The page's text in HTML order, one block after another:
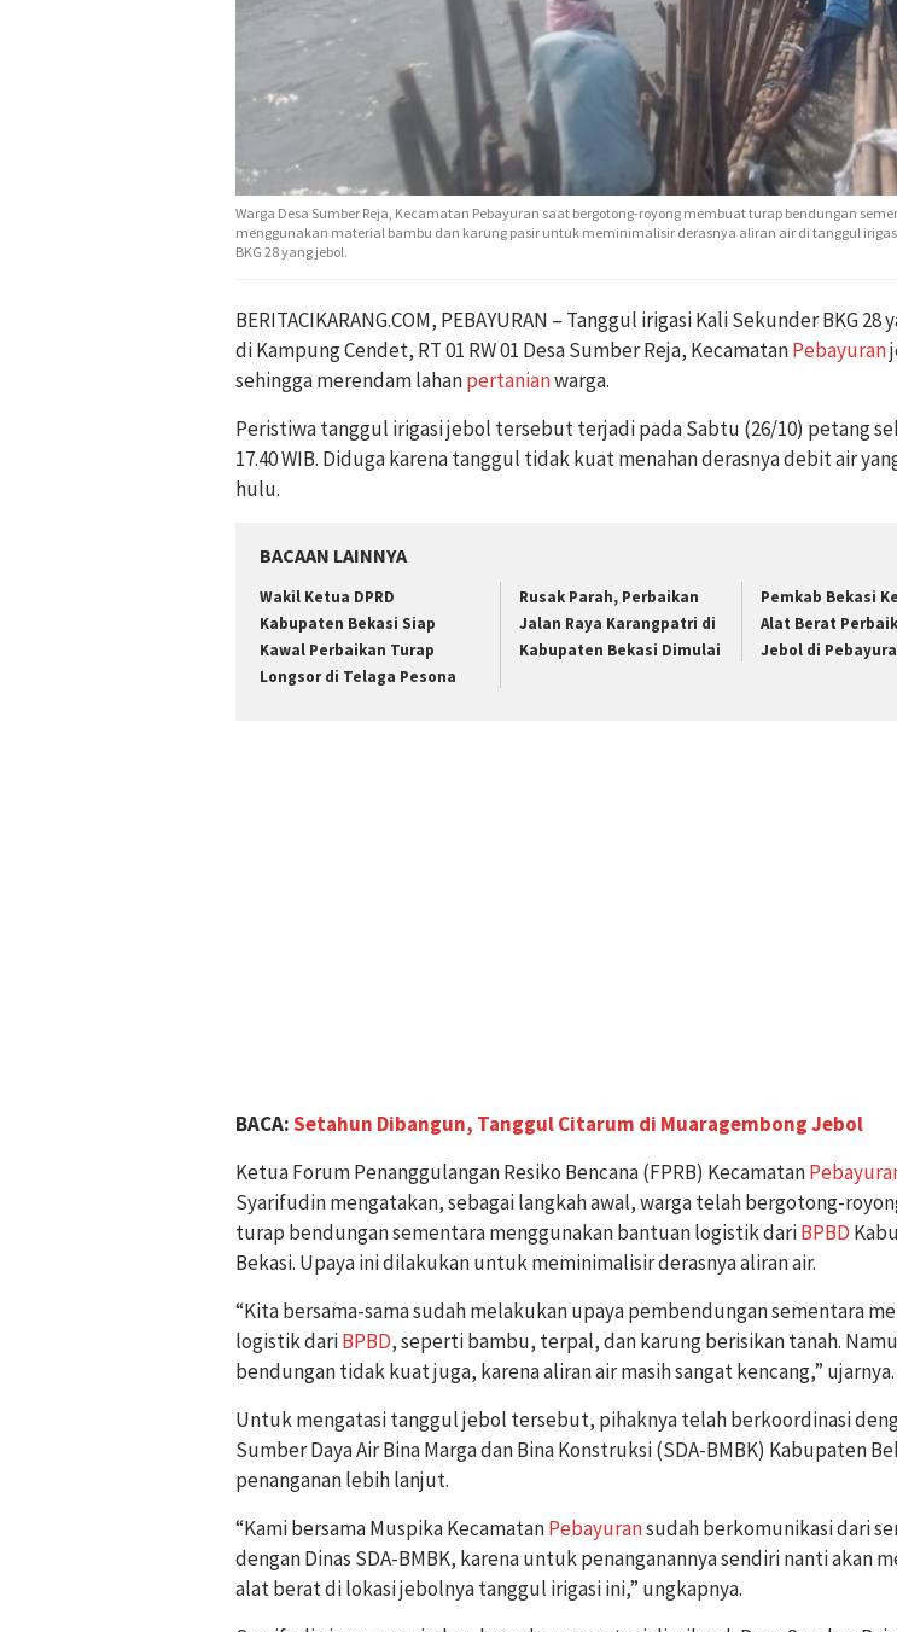
Warga Desa Sumber Reja, Kecamatan Pebayuran saat bergotong-royong membuat turap bendungan
menggunakan material bambu dan karung pasir untuk meminimalisir derasnya aliran air di tanggul
BKG 28 yang jebol.
BERITACIKARANG.COM, PEBAYURAN – Tanggul irigasi Kali Sekunder BKG 28
di Kampung Cendet, RT 01 RW 01 Desa Sumber Reja, KecamatanPebayuran
sehingga merendam lahanpertanianwarga.
Peristiwa tanggul irigasi jebol tersebut terjadi pada Sabtu (26/10) petang
17.40 WIB. Diduga karena tanggul tidak kuat menahan derasnya debit air
hulu.
BACAAN LAINNYA
Wakil Ketua DPRD
Kabupaten Bekasi Siap
Kawal Perbaikan Turap
Longsor di Telaga Pesona
Rusak Parah, Perbaikan
Jalan Raya Karangpatri di
Kabupaten Bekasi Dimulai
Pemkab Bekasi
Alat Berat
Jebol di
BACA:Setahun Dibangun, Tanggul Citarum di Muaragembong Jebol
Ketua Forum Penanggulangan Resiko Bencana (FPRB) Kecamatan
Syarifudin mengatakan, sebagai langkah awal, warga telah bergotong-
turap bendungan sementara menggunakan bantuan logistik dariBPBD
Bekasi. Upaya ini dilakukan untuk meminimalisir derasnya aliran air.
“Kita bersama-sama sudah melakukan upaya pembendungan sementara
logistik dariBPBD, seperti bambu, terpal, dan karung berisikan tanah.
bendungan tidak kuat juga, karena aliran air masih sangat kencang,” ujarnya.
Untuk mengatasi tanggul jebol tersebut, pihaknya telah berkoordinasi
Sumber Daya Air Bina Marga dan Bina Konstruksi (SDA-BMBK) Kabupaten
penanganan lebih lanjut.
“Kami bersama Muspika KecamatanPebayuransudah berkomunikasi dari
dengan Dinas SDA-BMBK, karena untuk penanganannya sendiri nanti akan
alat berat di lokasi jebolnya tanggul irigasi ini,” ungkapnya.